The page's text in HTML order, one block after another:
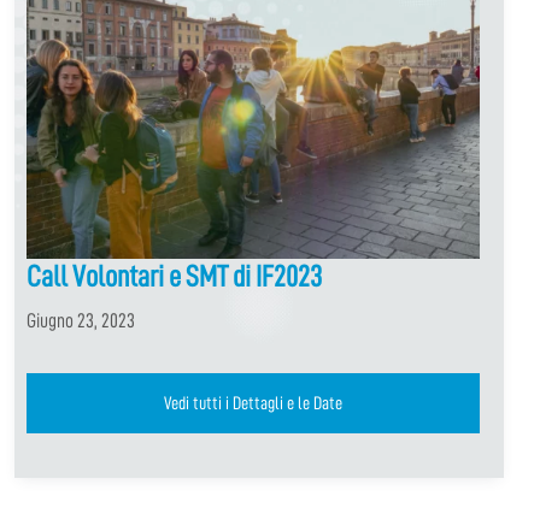
Call Volontari e SMT di IF2023
Giugno 23, 2023
Vedi tutti i Dettagli e le Date